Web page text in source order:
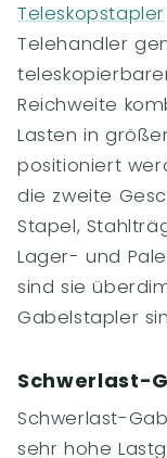
Teleskopstapler
Telehandler
Reichweite
Lasten in
positioniert
die zweite
Stapel,
Lager- und
sind sie
Gabelstapler
Schwerlast-
Schwerlast-
sehr hohe